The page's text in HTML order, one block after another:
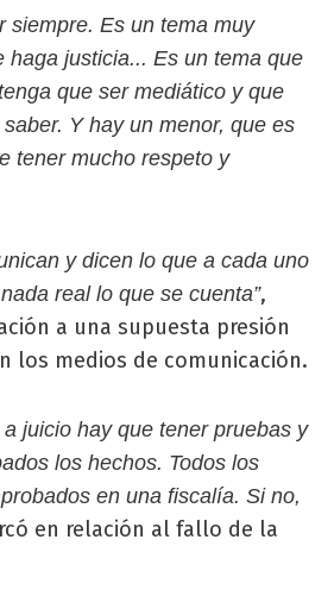
siempre. Es un tema muy
haga justicia... Es un tema que
que ser mediático y que
Y hay un menor, que es
tener mucho respeto y
y dicen lo que a cada uno
real lo que se cuenta”,
a una supuesta presión
los medios de comunicación.
a juicio hay que tener pruebas y
los hechos. Todos los
en una fiscalía. Si no,
en relación al fallo de la